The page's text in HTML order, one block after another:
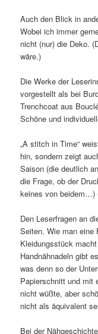
Auch den Blick in
Wobei ich immer
nicht (nur) die Deko.
wäre.)
Die Werke der
vorgestellt als bei
Trenchcoat aus
Schöne und
„A stitch in Time“
hin, sondern zeigt
Saison (die deutlich
die Frage, ob der
keines von beidem…)
Den Leserfragen an
Seiten. Wie man eine
Kleidungsstück
Handnähnadeln gibt
was denn so der
Papierschnitt und mit
nicht wüßte, aber
nicht als äquivalent
Bei der